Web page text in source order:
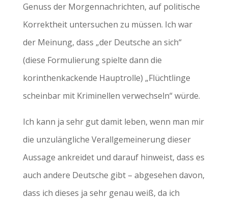
Genuss der Morgennachrichten, auf politische
Korrektheit untersuchen zu müssen. Ich war
der Meinung, dass „der Deutsche an sich“
(diese Formulierung spielte dann die
korinthenkackende Hauptrolle) „Flüchtlinge
scheinbar mit Kriminellen verwechseln“ würde.
Ich kann ja sehr gut damit leben, wenn man mir
die unzulängliche Verallgemeinerung dieser
Aussage ankreidet und darauf hinweist, dass es
auch andere Deutsche gibt – abgesehen davon,
dass ich dieses ja sehr genau weiß, da ich